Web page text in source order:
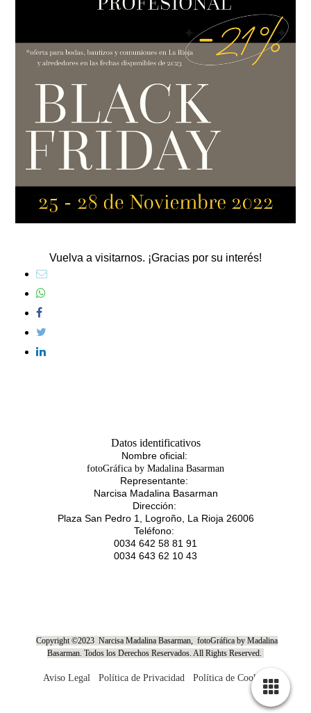
Vuelva a visitarnos. ¡Gracias por su interés!
Datos identificativos
Nombre oficial:
fotoGráfica by Madalina Basarman
Representante:
Narcisa Madalina Basarman
Dirección:
Plaza San Pedro 1, Logroño, La Rioja 26006
Teléfono:
0034 642 58 81 91
0034 643 62 10 43
Copyright ©2023 Narcisa Madalina Basarman, fotoGráfica by Madalina
Basarman. Todos los Derechos Reservados. All Rights Reserved.
Aviso Legal Política de Privacidad Política de Cookies